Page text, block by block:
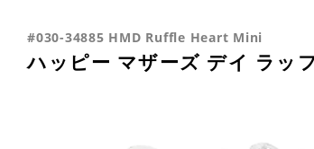
#030-34885 HMD Ruffle Heart Mini
ハッピー マザーズ デイ ラッ